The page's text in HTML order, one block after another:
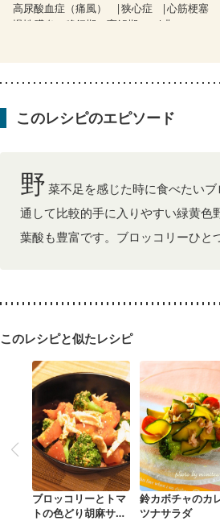
高尿酸血症（痛風）
狭心症 心筋梗塞
慢性膵炎（移行期・寛解期）
非アルコー
妊娠中(初期)
妊婦健診・体重増加が気に
産後（ミルク）
骨折 骨粗しょう症
このレシピのエピソード
野 菜不足を感じた時に食べたい
通して比較的手に入りやすい緑黄色
葉酸も豊富です。ブロッコリーひと
このレシピと似たレシピ
ブロッコリーとトマ
トの色どり胡麻サラ
鈴カボチャのカ
ツナサラダ